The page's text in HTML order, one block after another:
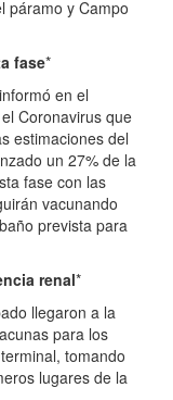
páramo y Campo
fase*
en el
Coronavirus que
estimaciones del
un 27% de la
fase con las
vacunando
prevista para
renal*
llegaron a la
para los
tomando
lugares de la